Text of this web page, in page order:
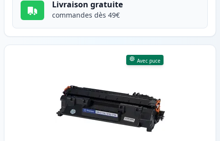
Livraison gratuite
commandes dès 49€
Avec puce